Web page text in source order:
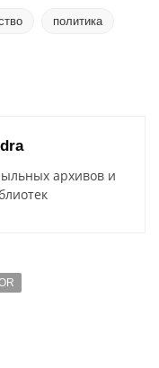
политика
архивов и